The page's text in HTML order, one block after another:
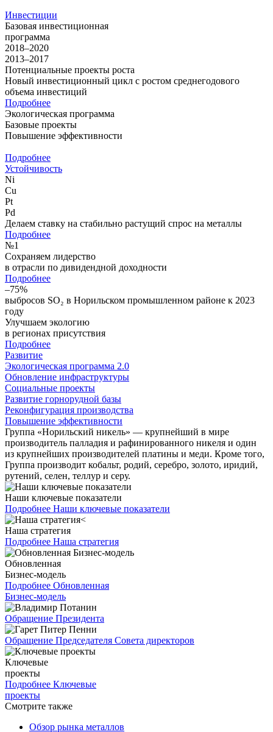
Инвестиции
Базовая инвестиционная
программа
2018–2020
2013–2017
Потенциальные проекты роста
Новый инвестиционный цикл с ростом среднегодового
объема инвестиций
Подробнее
Экологическая программа
Базовые проекты
Повышение эффективности
Подробнее
Устойчивость
Ni
Cu
Pt
Pd
Делаем ставку на стабильно растущий спрос на металлы
Подробнее
№1
Сохраняем лидерство
в отрасли по дивидендной доходности
Подробнее
–75%
выбросов SO₂ в Норильском промышленном районе к 2023
году
Улучшаем экологию
в регионах присутствия
Подробнее
Развитие
Экологическая программа 2.0
Обновление инфраструктуры
Социальные проекты
Развитие горнорудной базы
Реконфигурация производства
Повышение эффективности
Группа «Норильский никель» — крупнейший в мире
производитель палладия и рафинированного никеля и один
из крупнейших производителей платины и меди. Кроме того,
Группа производит кобальт, родий, серебро, золото, иридий,
рутений, селен, теллур и серу.
Наши ключевые показатели
Подробнее Наши ключевые показатели
Наша стратегия
Подробнее Наша стратегия
Обновленная
Бизнес-модель
Подробнее Обновленная
Бизнес-модель
Обращение Президента
Обращение Председателя Совета директоров
Ключевые
проекты
Подробнее Ключевые
проекты
Смотрите также
Обзор рынка металлов